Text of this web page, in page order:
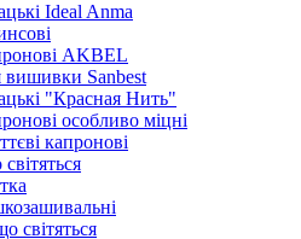
Ideal Anma
AKBEL
Sanbest
"Красная Нить"
особливо міцні
капронові
світяться